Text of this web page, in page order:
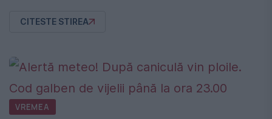
CITESTE STIREA
VREMEA